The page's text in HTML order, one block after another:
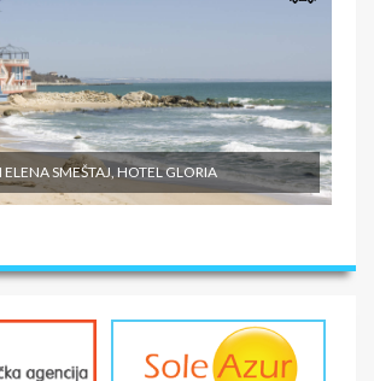
SMEŠTAJ, HOTEL GLORIA